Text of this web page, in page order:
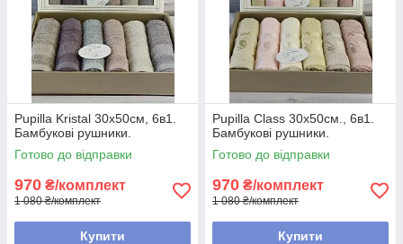
Pupilla Kristal 30х50см, 6в1.
Бамбукові рушники.
Готово до відправки
970 ₴/комплект
1 080 ₴/комплект
Купити
Pupilla Class 30х50см., 6в1.
Бамбукові рушники.
Готово до відправки
970 ₴/комплект
1 080 ₴/комплект
Купити